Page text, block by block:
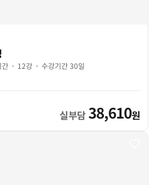
간 12강 수강기간 30일
실부담38,610원